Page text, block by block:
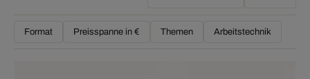
Format Preisspanne in € Themen Arbeitstechnik